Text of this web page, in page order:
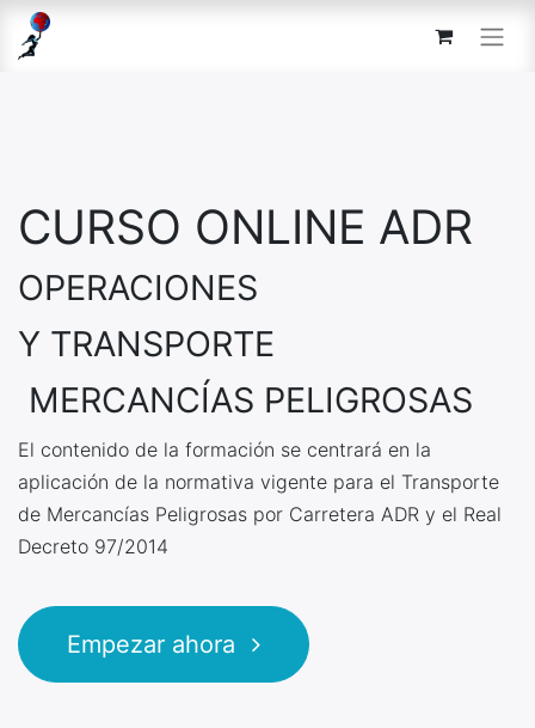
CURSO ONLINE ADR
OPERACIONES
Y TRANSPORTE
MERCANCÍAS PELIGROSAS
El contenido de la formación se centrará en la
aplicación de la normativa vigente para el Transporte
de Mercancías Peligrosas por Carretera ADR y el Real
Decreto 97/2014
Empezar ahora